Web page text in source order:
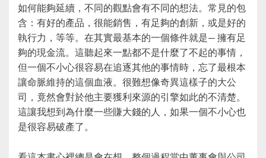
如何能夠延續，不同的觀點會有不同的想法。常見的包
含：有好的產品，很能銷售，有足夠的創新，或是好的
執行力，等等。在其實最基本的一個條件就是— 擁有足
夠的現金流。這聽起來一點都不是什麼了不起的事情，
但一個不小心很容易在追逐其他的事情時，忘了最根本
讓命脈維持的這個血液。很難想像奇異這樣子的大公
司，竟然會對於他主要獲利來源的引擎如此的不清楚。
這讓我想到為什麼一些賺大錢的人，如果一個不小心也
是很容易破產了。